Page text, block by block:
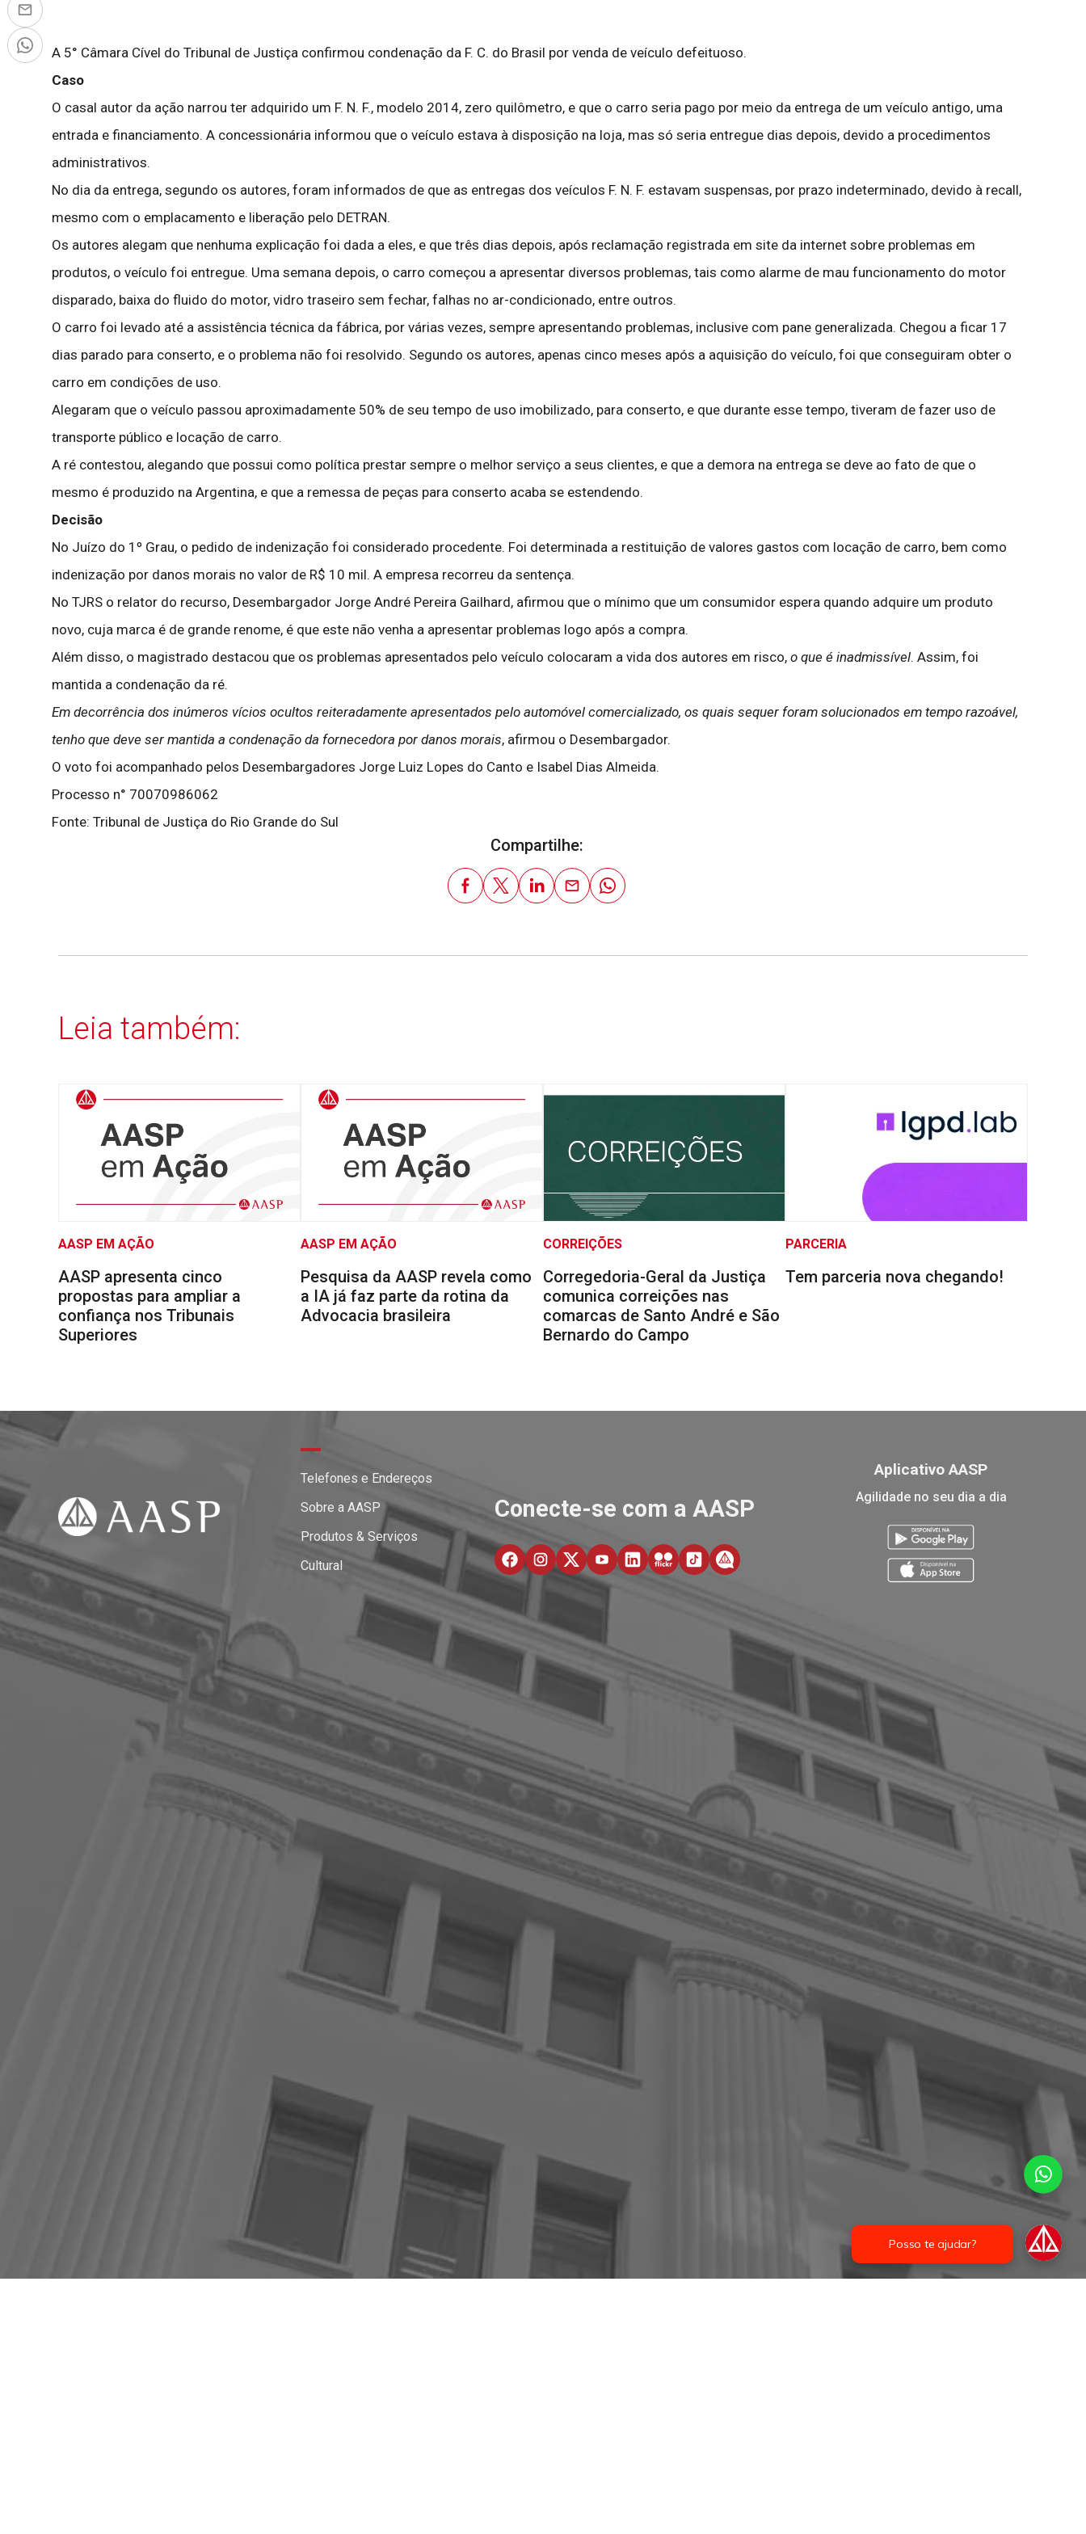
A 5° Câmara Cível do Tribunal de Justiça confirmou condenação da F. C. do Brasil por venda de veículo defeituoso.
Caso
O casal autor da ação narrou ter adquirido um F. N. F., modelo 2014, zero quilômetro, e que o carro seria pago por meio da entrega de um veículo antigo, uma
entrada e financiamento. A concessionária informou que o veículo estava à disposição na loja, mas só seria entregue dias depois, devido a procedimentos
administrativos.
No dia da entrega, segundo os autores, foram informados de que as entregas dos veículos F. N. F. estavam suspensas, por prazo indeterminado, devido à recall,
mesmo com o emplacamento e liberação pelo DETRAN.
Os autores alegam que nenhuma explicação foi dada a eles, e que três dias depois, após reclamação registrada em site da internet sobre problemas em
produtos, o veículo foi entregue. Uma semana depois, o carro começou a apresentar diversos problemas, tais como alarme de mau funcionamento do motor
disparado, baixa do fluido do motor, vidro traseiro sem fechar, falhas no ar-condicionado, entre outros.
O carro foi levado até a assistência técnica da fábrica, por várias vezes, sempre apresentando problemas, inclusive com pane generalizada. Chegou a ficar 17
dias parado para conserto, e o problema não foi resolvido. Segundo os autores, apenas cinco meses após a aquisição do veículo, foi que conseguiram obter o
carro em condições de uso.
Alegaram que o veículo passou aproximadamente 50% de seu tempo de uso imobilizado, para conserto, e que durante esse tempo, tiveram de fazer uso de
transporte público e locação de carro.
A ré contestou, alegando que possui como política prestar sempre o melhor serviço a seus clientes, e que a demora na entrega se deve ao fato de que o
mesmo é produzido na Argentina, e que a remessa de peças para conserto acaba se estendendo.
Decisão
No Juízo do 1º Grau, o pedido de indenização foi considerado procedente. Foi determinada a restituição de valores gastos com locação de carro, bem como
indenização por danos morais no valor de R$ 10 mil. A empresa recorreu da sentença.
No TJRS o relator do recurso, Desembargador Jorge André Pereira Gailhard, afirmou que o mínimo que um consumidor espera quando adquire um produto
novo, cuja marca é de grande renome, é que este não venha a apresentar problemas logo após a compra.
Além disso, o magistrado destacou que os problemas apresentados pelo veículo colocaram a vida dos autores em risco, o que é inadmissível. Assim, foi
mantida a condenação da ré.
Em decorrência dos inúmeros vícios ocultos reiteradamente apresentados pelo automóvel comercializado, os quais sequer foram solucionados em tempo razoável,
tenho que deve ser mantida a condenação da fornecedora por danos morais, afirmou o Desembargador.
O voto foi acompanhado pelos Desembargadores Jorge Luiz Lopes do Canto e Isabel Dias Almeida.
Processo n° 70070986062
Fonte: Tribunal de Justiça do Rio Grande do Sul
Compartilhe:
Leia também:
AASP EM AÇÃO
AASP apresenta cinco
propostas para ampliar a
confiança nos Tribunais
Superiores
AASP EM AÇÃO
Pesquisa da AASP revela como
a IA já faz parte da rotina da
Advocacia brasileira
CORREIÇÕES
Corregedoria-Geral da Justiça
comunica correições nas
comarcas de Santo André e São
Bernardo do Campo
PARCERIA
Tem parceria nova chegando!
Telefones e Endereços
Sobre a AASP
Produtos & Serviços
Cultural
Conecte-se com a AASP
Aplicativo AASP
Agilidade no seu dia a dia